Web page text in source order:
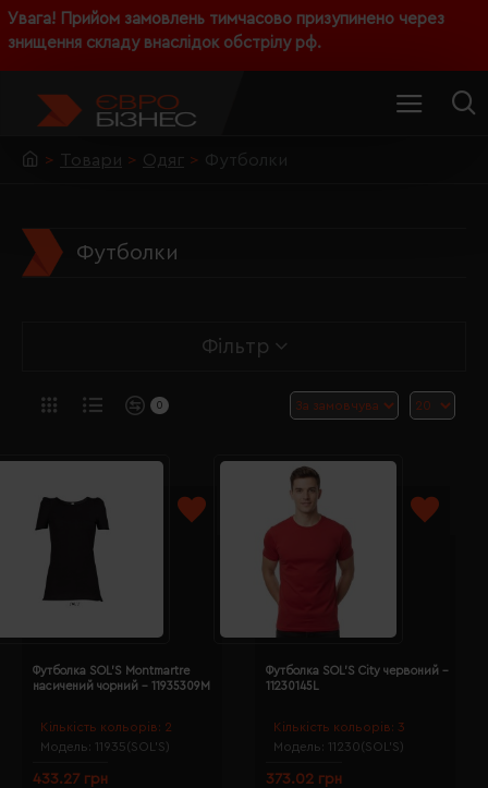
Увага! Прийом замовлень тимчасово призупинено через
знищення складу внаслідок обстрілу рф.
Товари Одяг Футболки
Футболки
Фільтр
0
Кількість кольорів: 2
Модель: 11935(SOL’S)
Футболка SOL'S Montmartre
насичений чорний - 11935309M
433.27 грн
Кількість кольорів: 3
Модель: 11230(SOL’S)
Футболка SOL'S City червоний -
11230145L
373.02 грн